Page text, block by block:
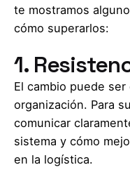
te mostramos
cómo superarlos:
1.
El cambio puede
organización. Para
comunicar
sistema y cómo
en la logística.